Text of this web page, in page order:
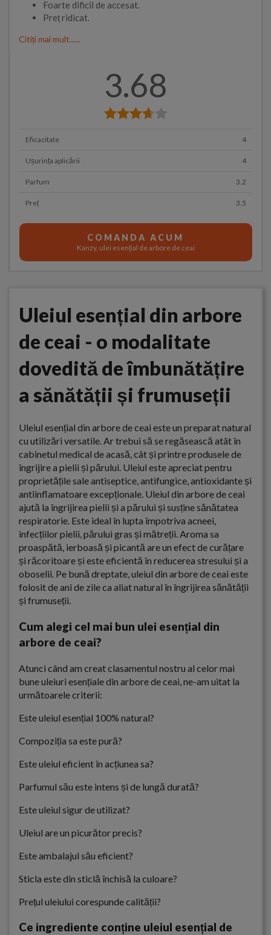
Foarte dificil de accesat.
Preț ridicat.
Citiți mai mult......
3.68
Eficacitate 4
Ușurința aplicării 4
Parfum 3.2
Preț 3.5
COMANDA ACUM
Kanzy, ulei esențial de arbore de ceai
Uleiul esențial din arbore
de ceai - o modalitate
dovedită de îmbunătățire
a sănătății și frumuseții
Uleiul esențial din arbore de ceai este un preparat natural
cu utilizări versatile. Ar trebui să se regăsească atât în
cabinetul medical de acasă, cât și printre produsele de
îngrijire a pielii și părului. Uleiul este apreciat pentru
proprietățile sale antiseptice, antifungice, antioxidante și
antiinflamatoare excepționale. Uleiul din arbore de ceai
ajută la îngrijirea pielii și a părului și susține sănătatea
respiratorie. Este ideal în lupta împotriva acneei,
infecțiilor pielii, părului gras și mătreții. Aroma sa
proaspătă, ierboasă și picantă are un efect de curățare
și răcoritoare și este eficientă în reducerea stresului și a
oboselii. Pe bună dreptate, uleiul din arbore de ceai este
folosit de ani de zile ca aliat natural în îngrijirea sănătății
și frumuseții.
Cum alegi cel mai bun ulei esențial din
arbore de ceai?
Atunci când am creat clasamentul nostru al celor mai
bune uleiuri esențiale din arbore de ceai, ne-am uitat la
următoarele criterii:
Este uleiul esențial 100% natural?
Compoziția sa este pură?
Este uleiul eficient în acțiunea sa?
Parfumul său este intens și de lungă durată?
Este uleiul sigur de utilizat?
Uleiul are un picurător precis?
Este ambalajul său eficient?
Sticla este din sticlă închisă la culoare?
Prețul uleiului corespunde calității?
Ce ingrediente conține uleiul esențial de